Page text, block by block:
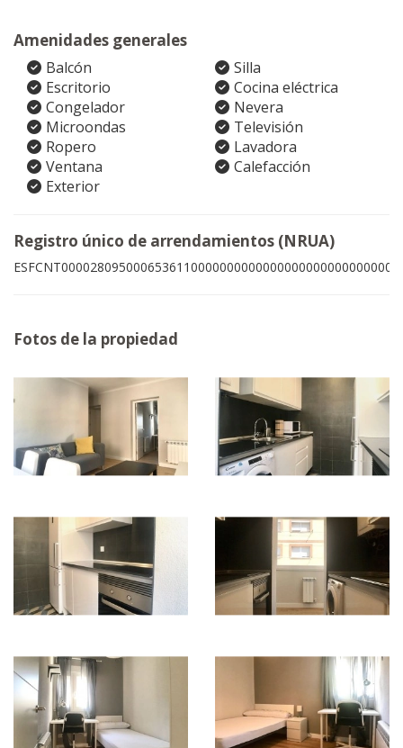
Amenidades generales
Balcón
Silla
Escritorio
Cocina eléctrica
Congelador
Nevera
Microondas
Televisión
Ropero
Lavadora
Ventana
Calefacción
Exterior
Registro único de arrendamientos (NRUA)
ESFCNT00002809500065361100000000000000000000000000005
Fotos de la propiedad